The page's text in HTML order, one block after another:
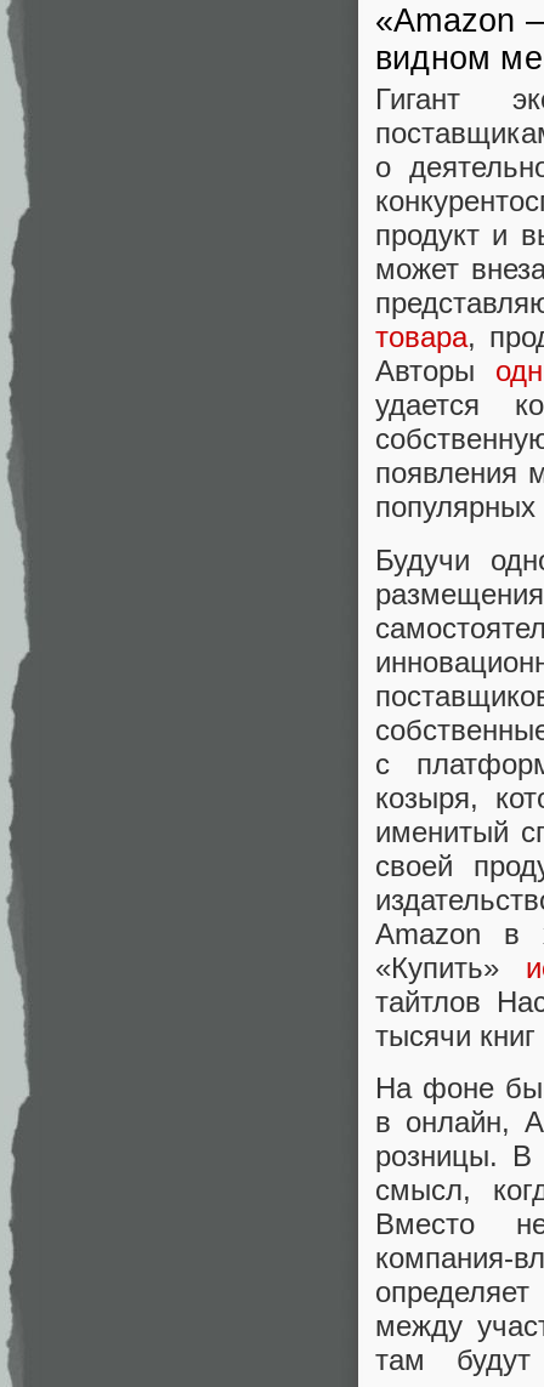
«Amazon
видном
Гигант
о
продукт и
может
товара,
Авторы
удается
появления
популярных
Будучи
с
козыря,
именитый
своей
Amazon в
«Купить»
тайтлов
тысячи
На фоне
в онлайн,
розницы. В
смысл,
Вместо
компания-
между
там